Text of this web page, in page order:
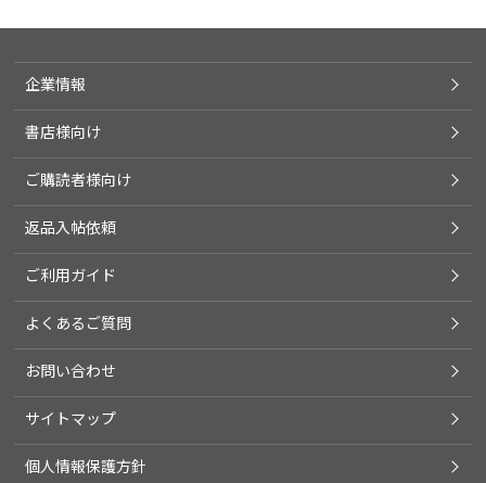
企業情報
書店様向け
ご購読者様向け
返品入帖依頼
ご利用ガイド
よくあるご質問
お問い合わせ
サイトマップ
個人情報保護方針